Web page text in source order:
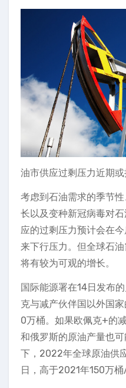
油市供应过剩压力近期
考虑到石油需求的季节
长以及变种新冠病毒对
应的过剩压力预计会在
来下行压力。但全球石
将有较为可观的增长。
国际能源署在14日发布
克与减产伙伴国以外国
0万桶。如果欧佩克+的
和俄罗斯的原油产量也
下，2022年全球原油供
日，高于2021年150万桶